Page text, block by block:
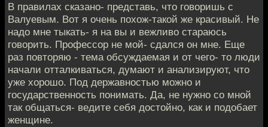
В правилах сказано- представь, что говоришь с
Валуевым. Вот я очень похож-такой же красивый. Не
надо мне тыкать- я на вы и вежливо стараюсь
говорить. Профессор не мой- сдался он мне. Еще
раз повторяю - тема обсуждаемая и от чего- то люди
начали отталкиваться, думают и анализируют, что
уже хорошо. Под державностью можно и
государственность понимать. Да, не нужно со мной
так общаться- ведите себя достойно, как и подобает
женщине.